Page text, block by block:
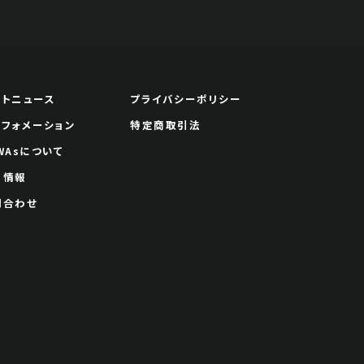
ニュース
ォメーション
について
報
わせ
プライバシーポリシー
特定商取引法